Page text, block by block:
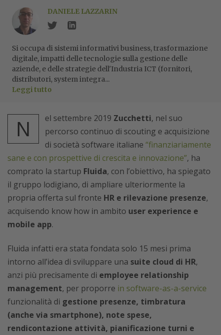
DANIELE LAZZARIN
Si occupa di sistemi informativi business, trasformazione
digitale, impatti delle tecnologie sulla gestione delle
aziende, e delle strategie dell'Industria ICT (fornitori,
distributori, system integra...
Leggi tutto
N el settembre 2019 Zucchetti, nel suo
percorso continuo di scouting e acquisizione
di società software italiane “finanziariamente
sane e con prospettive di crescita e innovazione”, ha
comprato la startup Fluida, con l’obiettivo, ha spiegato
il gruppo lodigiano, di ampliare ulteriormente la
propria offerta sul fronte HR e rilevazione presenze,
acquisendo know how in ambito user experience e
mobile app.
Fluida infatti era stata fondata solo 15 mesi prima
intorno all’idea di sviluppare una suite cloud di HR,
anzi più precisamente di employee relationship
management, per proporre in software-as-a-service
funzionalità di gestione presenze, timbratura
(anche via smartphone), note spese,
rendicontazione attività, pianificazione turni e